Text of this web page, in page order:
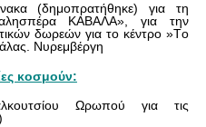
(δημοπρατήθηκε) για τη
ΚΑΒΑΛΑ», για την
δωρεών για το κέντρο »Tο
Νυρεμβέργη
κοσμούν:
Ωρωπού για τις